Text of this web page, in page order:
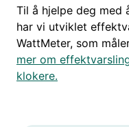
Til å hjelpe deg med
har vi utviklet
WattMeter, som
mer om
klokere.